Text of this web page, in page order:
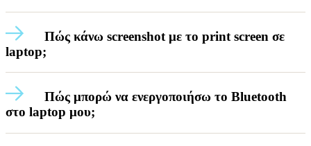
Πώς κάνω screenshot με το print screen σε
laptop;
Πώς μπορώ να ενεργοποιήσω το Bluetooth
στο laptop μου;